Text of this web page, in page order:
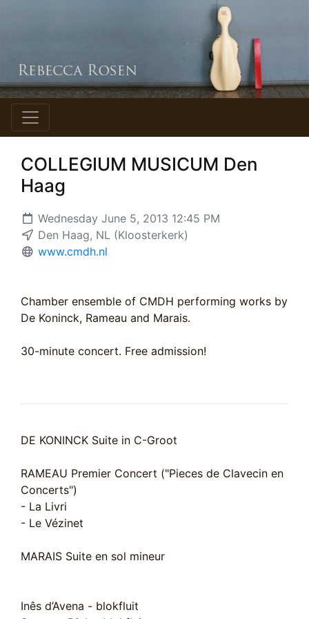
COLLEGIUM MUSICUM Den
Haag
Wednesday June 5, 2013 12:45 PM
Den Haag, NL (Kloosterkerk)
www.cmdh.nl
Chamber ensemble of CMDH performing works by
De Koninck, Rameau and Marais.
30-minute concert. Free admission!
DE KONINCK Suite in C-Groot
RAMEAU Premier Concert ("Pieces de Clavecin en
Concerts")
- La Livri
- Le Vézinet
MARAIS Suite en sol mineur
Inês d’Avena - blokfluit